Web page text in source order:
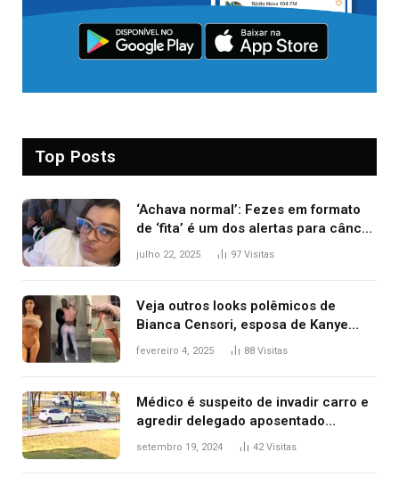
Top Posts
‘Achava normal’: Fezes em formato
de ‘fita’ é um dos alertas para câncer
colorretal; relembre fala de Preta Gil
julho 22, 2025 97 Visitas
Veja outros looks polêmicos de
Bianca Censori, esposa de Kanye
West que apareceu nua no Grammy
fevereiro 4, 2025 88 Visitas
Médico é suspeito de invadir carro e
agredir delegado aposentado
durante confusão no trânsito
setembro 19, 2024 42Visitas